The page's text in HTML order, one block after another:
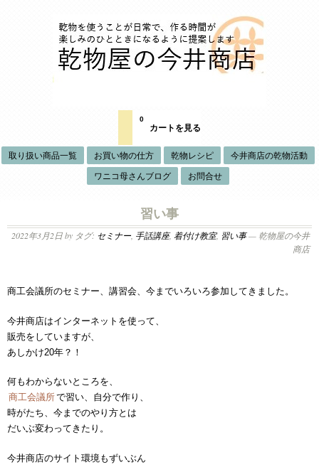
カートを見る
0
取り扱い商品一覧 お買い物の仕方 乾物レシピ 今井商店の乾物活動
ワニコ母さんブログ お問合せ
習い事
2022年3月2日by タグ: セミナー 手話講座, 着付け教室, 習い事— 乾物屋の今井
商店
商工会議所のセミナー、講習会、今までいろいろ参加してきました。
今井商店はインターネットを使って、
販売をしていますが、
あしかけ20年？！
何もわからないところを、
商工会議所で習い、自分で作り、
時がたち、今までのやり方とは
だいぶ変わってきたり。
今井商店のサイト環境もずいぶん